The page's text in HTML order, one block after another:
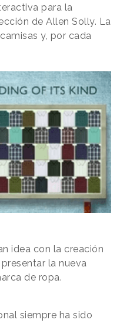
para la
de Allen Solly. La
y, por cada
idea con la creación
la nueva
de ropa.
siempre ha sido